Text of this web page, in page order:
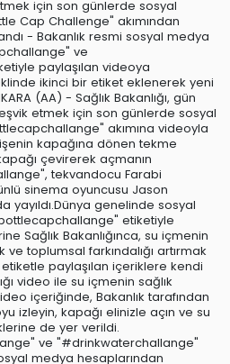
için son günlerde sosyal
Cap Challenge" akımından
- Bakanlık resmi sosyal medya
ve
paylaşılan videoya
ikinci bir etiket eklenerek yeni
(AA) - Sağlık Bakanlığı, gün
etmek için son günlerde sosyal
akımına videoyla
kapağına dönen tekme
çevirerek açmanın
tekvandocu Farabi
sinema oyuncusu Jason
yayıldı.Dünya genelinde sosyal
etiketiyle
Sağlık Bakanlığınca, su içmenin
toplumsal farkındalığı artırmak
paylaşılan içeriklere kendi
video ile su içmenin sağlık
içeriğinde, Bakanlık tarafından
izleyin, kapağı elinizle açın ve su
de yer verildi.
ve "#drinkwaterchallange"
medya hesaplarından